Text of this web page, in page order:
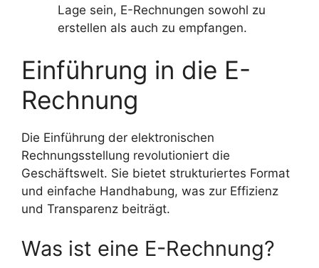
Lage sein, E-Rechnungen sowohl zu
erstellen als auch zu empfangen.
Einführung in die E-
Rechnung
Die Einführung der elektronischen
Rechnungsstellung revolutioniert die
Geschäftswelt. Sie bietet strukturiertes Format
und einfache Handhabung, was zur Effizienz
und Transparenz beiträgt.
Was ist eine E-Rechnung?